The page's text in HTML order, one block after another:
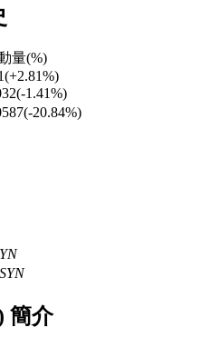
量(%)
(+2.81%)
(-1.41%)
(-20.84%)
簡介